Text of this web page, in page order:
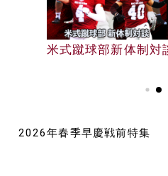
早大野球部選手名鑑
米式蹴球部新体制対
早大野球部選手名鑑
2026年春季早慶戦前特集